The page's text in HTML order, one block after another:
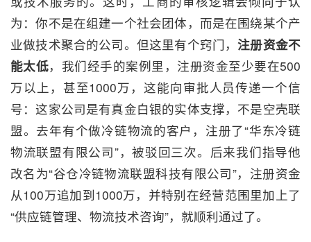
为：你不是在组建一个社会团体，而是在围绕某个产
业做技术聚合的公司。但这里有个窍门，注册资金不
能太低，我们经手的案例里，注册资金至少要在500
万以上，甚至1000万，这能向审批人员传递一个信
号：这家公司是有真金白银的实体支撑，不是空壳联
盟。去年有个做冷链物流的客户，注册了“华东冷链
物流联盟有限公司”，被驳回三次。后来我们指导他
改名为“谷仓冷链物流联盟科技有限公司”，注册资金
从100万追加到1000万，并特别在经营范围里加上了
“供应链管理、物流技术咨询”，就顺利通过了。